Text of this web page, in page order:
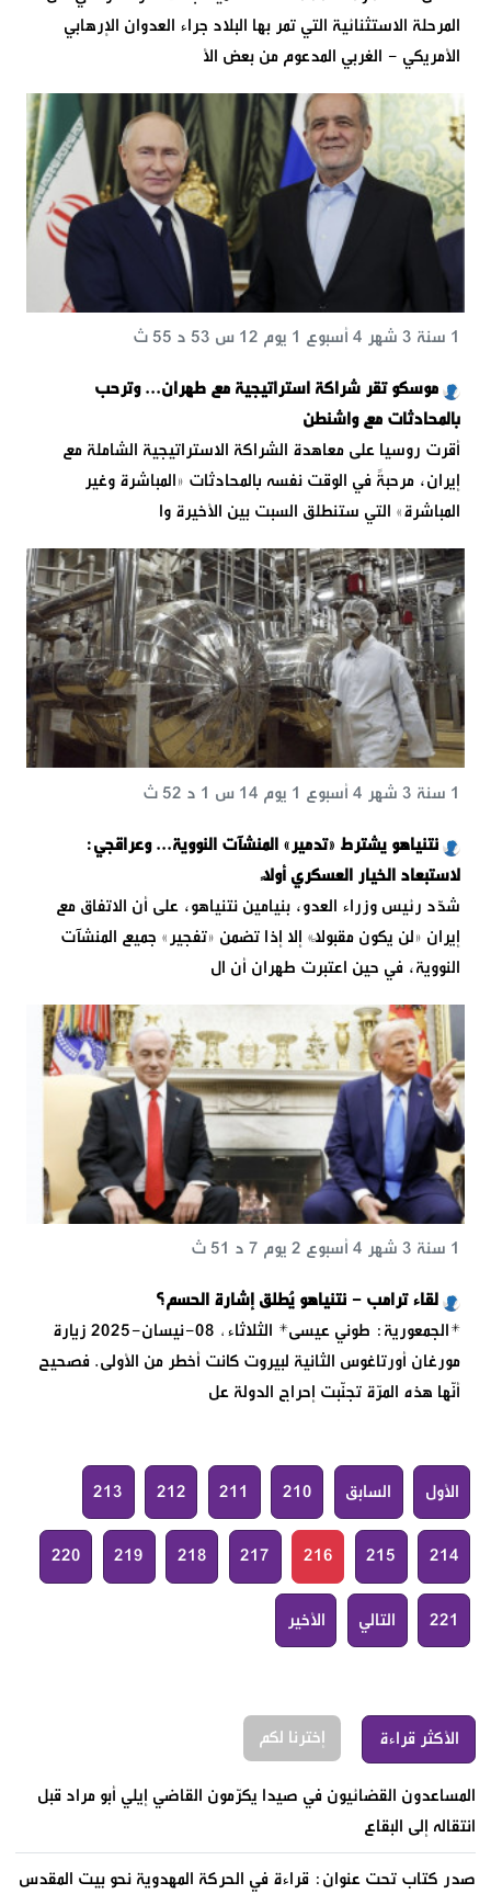
المرحلة الاستثنائية التي تمر بها البلاد جراء العدوان الإرهابي
الأمريكي - الغربي المدعوم من بعض الأ
موسكو تقر شراكة استراتيجية مع طهران... وترحب
بالمحادثات مع واشنطن
1 سنة 3 شهر 4 أسبوع 1 يوم 12 س 53 د 55 ث
أقرت روسيا على معاهدة الشراكة الاستراتيجية الشاملة مع
إيران، مرحبةً في الوقت نفسه بالمحادثات «المباشرة وغير
المباشرة» التي ستنطلق السبت بين الأخيرة وا
نتنياهو يشترط «تدمير» المنشآت النووية... وعراقجي:
لاستبعاد الخيار العسكري أولاً
1 سنة 3 شهر 4 أسبوع 1 يوم 14 س 1 د 52 ث
شدّد رئيس وزراء العدو، بنيامين نتنياهو، على أن الاتفاق مع
إيران «لن يكون مقبولاً» إلا إذا تضمن «تفجير» جميع المنشآت
النووية، في حين اعتبرت طهران أن ال
لقاء ترامب - نتنياهو يُطلق إشارة الحسم؟
1 سنة 3 شهر 4 أسبوع 2 يوم 7 د 51 ث
*الجمعورية: طوني عيسى* الثلاثاء, 08-نيسان-2025 زيارة
مورغان أورتاغوس الثانية لبيروت كانت أخطر من الأولى. فصحيح
أنّها هذه المرّة تجنّبت إحراج الدولة عل
الأول السابق 210
211
212
213
214
215
216
217
218
219
220
221 التالي الأخير
الأكثر قراءة إخترنا لكم
المساعدون القضائيون في صيدا يكرّمون القاضي إيلي أبو مراد قبل
انتقاله إلى البقاع
صدر كتاب تحت عنوان: قراءة في الحركة المهدوية نحو بيت المقدس